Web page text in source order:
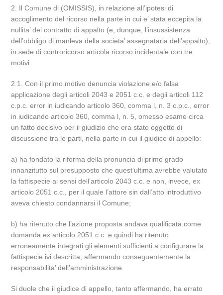
2. Il Comune di (OMISSIS), in relazione all’ipotesi di
accoglimento del ricorso nella parte in cui e’ stata eccepita la
nullita’ del contratto di appalto (e, dunque, l’insussistenza
dell’obbligo di manleva della societa’ assegnataria dell’appalto),
in sede di controricorso articola ricorso incidentale con tre
motivi.
2.1. Con il primo motivo denuncia violazione e/o falsa
applicazione degli articoli 2043 e 2051 c.c. e degli articoli 112
c.p.c. error in iudicando articolo 360, comma l, n. 3 c.p.c., error
in iudicando articolo 360, comma l, n. 5, omesso esame circa
un fatto decisivo per il giudizio che era stato oggetto di
discussione tra le parti, nella parte in cui il giudice di appello:
a) ha fondato la riforma della pronuncia di primo grado
innanzitutto sul presupposto che quest’ultima avrebbe valutato
la fattispecie ai sensi dell’articolo 2043 c.c. e non, invece, ex
articolo 2051 c.c., per il quale l’attore sin dall’atto introduttivo
aveva chiesto condannarsi il Comune;
b) ha ritenuto che l’azione proposta andava qualificata come
domanda ex articolo 2051 c.c. e quindi ha ritenuto
erroneamente integrati gli elementi sufficienti a configurare la
fattispecie ivi descritta, affermando conseguentemente la
responsabilita’ dell’amministrazione.
Si duole che il giudice di appello, tanto affermando, ha errato